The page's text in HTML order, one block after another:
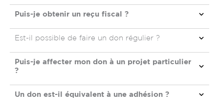
Puis-je obtenir un reçu fiscal ?
Est-il possible de faire un don régulier ?
Puis-je affecter mon don à un projet particulier
?
Un don est-il équivalent à une adhésion ?